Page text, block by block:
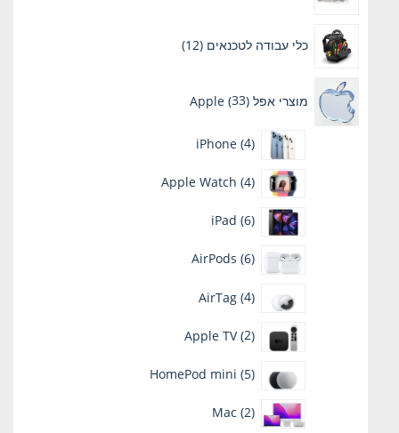
כלי עבודה לטכנאים 12מוצרים
מוצרי אפל Apple 33
מוצרים
iPhone 4
4
Apple Watch 4
4
iPad 6
6
AirPods 6
6
AirTag 4
4
Apple TV 2
2
HomePod mini 5
5
Mac 2
2